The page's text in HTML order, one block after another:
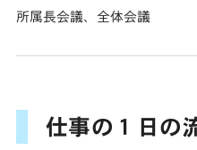
所属長会議、全体会議
仕事の１日の